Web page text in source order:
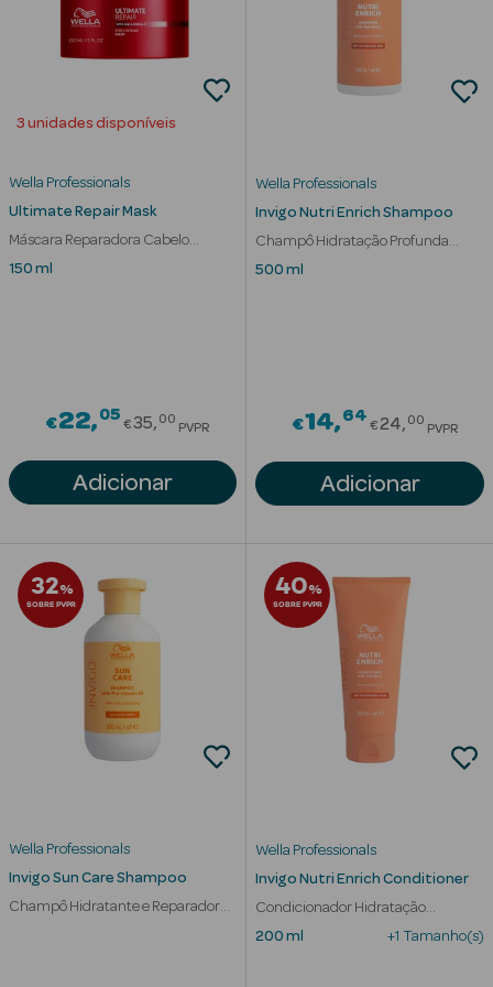
Cuidados de
Coffrets
Rosto
Protetores
Solares de
Protetores
Solares Infantis
After Sun
Bronzeadores
Autobronzeadores
Protetores
Solares para
3 unidades disponíveis
Wella Professionals
Ultimate Repair Mask
Máscara Reparadora Cabelo
Danificado pelo Calor
150 ml
€22 05Price reduced from
€35 00
PVPR
Adicionar
Wella Professionals
Invigo Nutri Enrich Shampoo
Champô Hidratação Profunda
Cabelo Seco
500 ml
€14 64Price
€24 00
PVPR
Adicionar
32%
SOBRE PVPR
Wella Professionals
Invigo Sun Care Shampoo
Champô Hidratante e Reparador
40%
SOBRE PVPR
Wella Professionals
Invigo Nutri Enrich Conditioner
Condicionador Hidratação
Profunda Cabelo Seco
200 ml +1 Tamanho(s)